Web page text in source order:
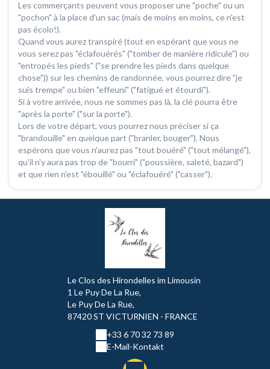
Les commerçants peuvent vous proposer une "poche" ou un
"pochon" à la place d'un sac (mais de moins en moins, ce n'est
pas écolo!).
Quand vous aurez transpiré (tout en espérant que vous ne
vous serez pas "éclafouérés" ("tomber de manière ridicule") ou
"entropés les pieds" ("se prendre les pieds dans quelque
chose")) sur les chemins de randonnée, vous pourrez dire "je
suis trempe" ou bien "effeuni" ("fatigué et étourdi").
Si à votre arrivée, nous ne sommes pas là, la clé pourra être
"après la porte" ("sur la porte").
Lors de votre départ, vous pourrez nous préciser si ça
"brandouille" en quelque part ("branler, bouger"). Nous
espérons que vous n'aurez pas "tout bouéré" ("tout mélangé"),
qu'il n'y aura pas trop de "bourri" ("poussière, saleté, bazard")
et que rien n'est "ébouillé" ou "éclafouéré" ("casser").
Le Clos des Hirondelles im Limousin
1 Le Puy De La Rue,
Le Puy De La Rue,
87420 ST VICTURNIEN - FRANCE
+33 6 70 32 73 89
E-Mail-Kontakt